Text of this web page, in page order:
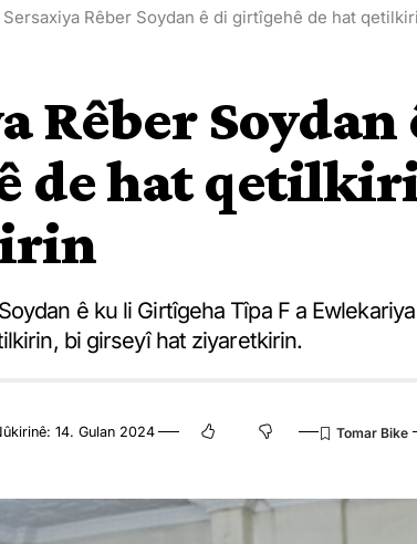
Sersaxiya Rêber Soydan ê di girtîgehê de hat
Rêber Soydan
de hat
ê ku li Girtîgeha Tîpa F a
bi girseyî hat ziyaretkirin.
14. Gulan 2024